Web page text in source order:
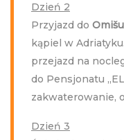
Dzień 2
Przyjazd do Omišu
kąpiel w
przejazd na
do Pensjonatu
zakwaterowanie,
Dzień 3